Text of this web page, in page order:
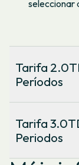
seleccionar
Tarifa
Períodos
Enerxía
Ao longo do
Tarifa
Periodos